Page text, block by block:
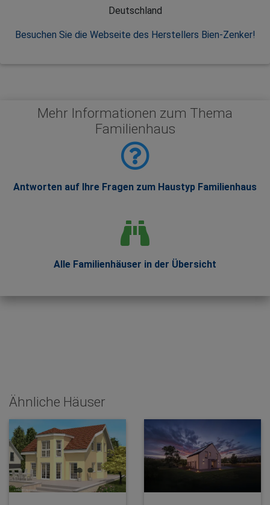
Deutschland
Besuchen Sie die Webseite des Herstellers Bien-Zenker!
Mehr Informationen zum Thema
Familienhaus
Antworten auf Ihre Fragen zum Haustyp Familienhaus
Alle Familienhäuser in der Übersicht
Ähnliche Häuser